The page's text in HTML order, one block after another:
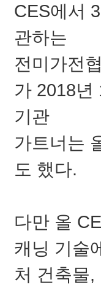
CES에서
관하는
전미가전
가 2018년
기관
가트너는
도 했다.
다만 올
캐닝 기술
처 건축물,